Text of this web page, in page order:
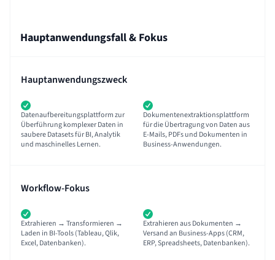
Hauptanwendungsfall & Fokus
Hauptanwendungszweck
Datenaufbereitungsplattform zur
Überführung komplexer Daten in
saubere Datasets für BI, Analytik
und maschinelles Lernen.
Dokumentenextraktionsplattform
für die Übertragung von Daten aus
E-Mails, PDFs und Dokumenten in
Business-Anwendungen.
Workflow-Fokus
Extrahieren → Transformieren →
Laden in BI-Tools (Tableau, Qlik,
Excel, Datenbanken).
Extrahieren aus Dokumenten →
Versand an Business-Apps (CRM,
ERP, Spreadsheets, Datenbanken).